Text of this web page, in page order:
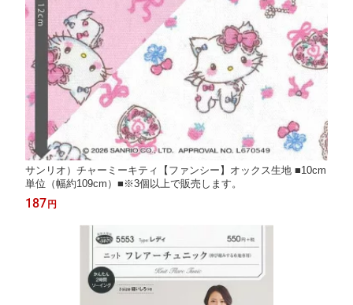
サンリオ）チャーミーキティ【ファンシー】オックス生地 ■10cm
単位（幅約109cm）■※3個以上で販売します。
187 円